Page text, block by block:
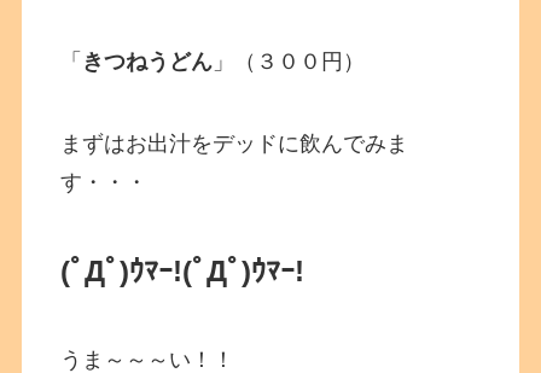
「 きつねうどん 」（３００円）
まずはお出汁をデッドに飲んでみま
す・・・
(ﾟДﾟ)ｳﾏｰ!(ﾟДﾟ)ｳﾏｰ!
うま～～～い！！